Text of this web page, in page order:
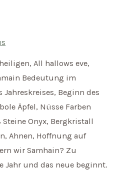
All hallows eve,
Bedeutung im
Jahreskreises, Beginn des
Äpfel, Nüsse Farben
Steine Onyx, Bergkristall
Ahnen, Hoffnung auf
wir Samhain? Zu
Jahr und das neue beginnt.